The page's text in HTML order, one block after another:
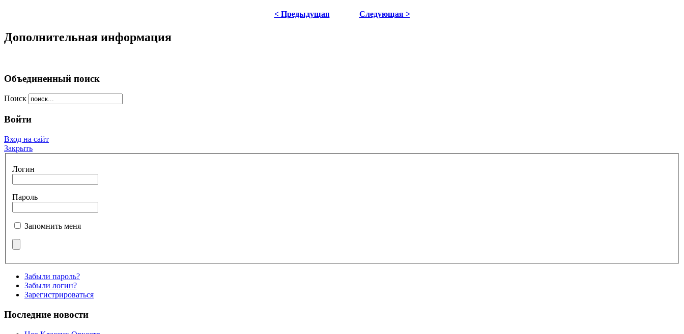
< Предыдущая Следующая >
Дополнительная информация
Объединенный поиск
Поиск
Войти
Вход на сайт
Закрыть
Логин
Пароль
Запомнить меня
Забыли пароль?
Забыли логин?
Зарегистрироваться
Последние новости